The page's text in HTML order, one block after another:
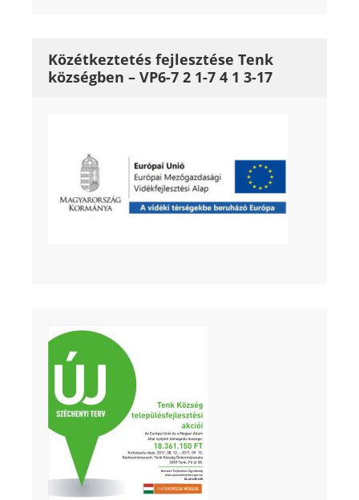
Közétkeztetés fejlesztése Tenk
községben – VP6-7 2 1-7 4 1 3-17